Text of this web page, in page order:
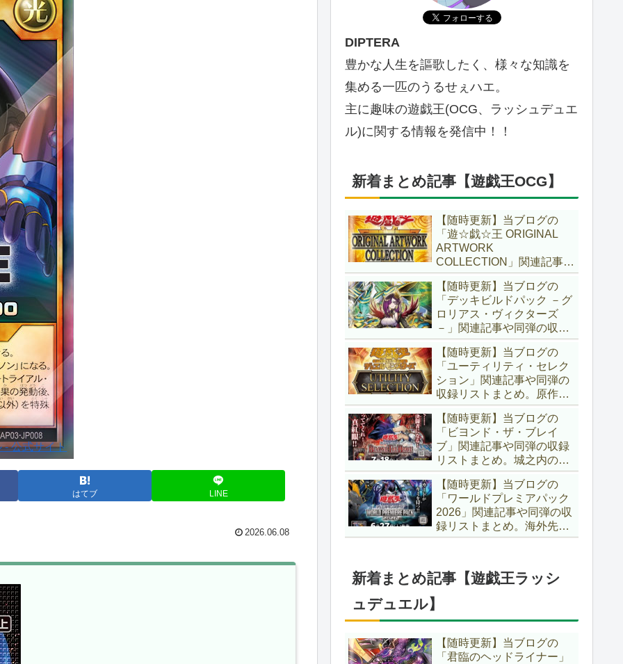
公式サイト
はてブ LINE
2026.06.08
DIPTERA
豊かな人生を謳歌したく、様々な知識を
集める一匹のうるせぇハエ。
主に趣味の遊戯王(OCG、ラッシュデュエ
ル)に関する情報を発信中！！
新着まとめ記事【遊戯王OCG】
【随時更新】当ブログの
「遊☆戯☆王 ORIGINAL
ARTWORK
COLLECTION」関連記事や
同弾の収録リストまとめ。
マンガスタイルとオーバー
フレームに焦点を当てた新
商品！！また、原作のモン
スターもリメイクされてい
ます！！【遊戯王OCG】
【随時更新】当ブログの
「デッキビルドパック －グ
ロリアス・ヴィクターズ
－」関連記事や同弾の収録
リストまとめ。効果を持た
ない古のモンスターを使役
する儀式テーマ「セネト」
に加え、「レイズ・ムー
ン」や「異解△」も登
場！！【遊戯王OCG】
【随時更新】当ブログの
「ユーティリティ・セレク
ション」関連記事や同弾の
収録リストまとめ。原作の
名シーンや懐かしの人気モ
ンスターをイメージした新
規カードが多数登場！！ま
た、「ドミナス」などの豪
華再録にも注目ですね～。
【遊戯王OCG】
【随時更新】当ブログの
「ビヨンド・ザ・ブレイ
ブ」関連記事や同弾の収録
リストまとめ。城之内のカ
ードたちが『時の黒魔術
師』関連となってリメイ
ク！！さらに、「Ｄ－ＨＥ
ＲＯ」の『幽獄の時計塔』
も待望のリメイクです！！
【随時更新】当ブログの
「ワールドプレミアパック
2026」関連記事や同弾の収
録リストまとめ。海外先行
カードが例年より早く来
ージした『リビングデッド
の呼び声』関連に注目が集
新着まとめ記事【遊戯王ラッシ
ュデュエル】
【随時更新】当ブログの
「君臨のヘッドライナー」